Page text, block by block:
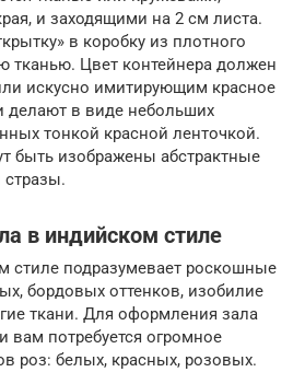
и заходящими на 2 см листа.
в коробку из плотного
тканью. Цвет контейнера должен
искусно имитирующим красное
делают в виде небольших
тонкой красной ленточкой.
быть изображены абстрактные
в индийском стиле
стиле подразумевает роскошные
бордовых оттенков, изобилие
ткани. Для оформления зала
потребуется огромное
роз: белых, красных, розовых.